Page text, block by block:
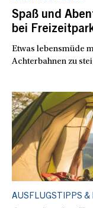
AUSFLUGSTIPPS &
Spaß und
bei
Etwas lebensmüde
Achterbahnen zu